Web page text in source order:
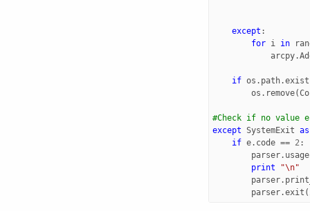
except :
for
i in
arcpy.
if os . path.
os . remove(
except SystemExit as
if e. code == 2 :
parser. usage
print
"\n"
parser.
parser.exit (